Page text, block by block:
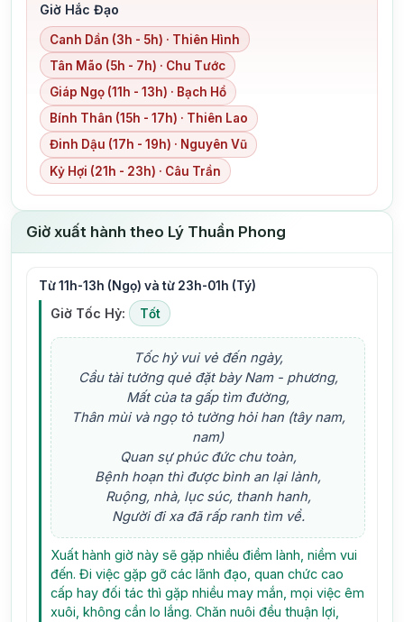
Giờ Hắc Đạo
Canh Dần (3h - 5h) · Thiên Hình
Tân Mão (5h - 7h) · Chu Tước
Giáp Ngọ (11h - 13h) · Bạch Hổ
Bính Thân (15h - 17h) · Thiên Lao
Đinh Dậu (17h - 19h) · Nguyên Vũ
Kỷ Hợi (21h - 23h) · Câu Trần
Giờ xuất hành theo Lý Thuần Phong
Từ 11h-13h (Ngọ) và từ 23h-01h (Tý)
Giờ Tốc Hỷ: Tốt
Tốc hỷ vui vẻ đến ngày,
Cầu tài tưởng quẻ đặt bày Nam - phương,
Mất của ta gấp tìm đường,
Thân mùi và ngọ tỏ tường hỏi han (tây nam,
nam)
Quan sự phúc đức chu toàn,
Bệnh hoạn thì được bình an lại lành,
Ruộng, nhà, lục súc, thanh hanh,
Người đi xa đã rấp ranh tìm về.
Xuất hành giờ này sẽ gặp nhiều điềm lành, niềm vui
đến. Đi việc gặp gỡ các lãnh đạo, quan chức cao
cấp hay đối tác thì gặp nhiều may mắn, mọi việc êm
xuôi, không cần lo lắng. Chăn nuôi đều thuận lợi,